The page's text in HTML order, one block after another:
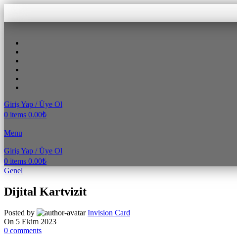
Giriş Yap / Üye Ol
0 items 0.00₺
Menu
Giriş Yap / Üye Ol
0 items 0.00₺
Genel
Dijital Kartvizit
Posted by
Invision Card
On 5 Ekim 2023
0 comments